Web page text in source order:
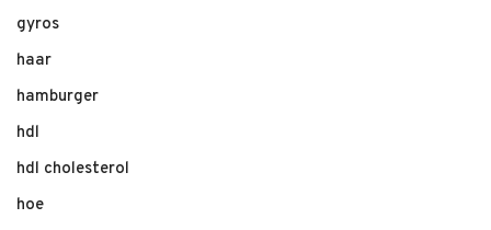
gyros
haar
hamburger
hdl
hdl cholesterol
hoe